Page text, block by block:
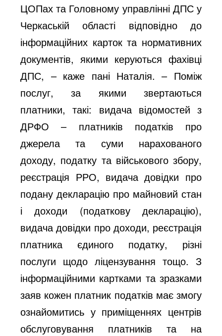
ЦОПах та Головному управлінні ДПС у
Черкаській області відповідно до
інформаційних карток та нормативних
документів, якими керуються фахівці
ДПС, – каже пані Наталія. – Поміж
послуг, за якими звертаються
платники, такі: видача відомостей з
ДРФО – платників податків про
джерела та суми нарахованого
доходу, податку та військового збору,
реєстрація РРО, видача довідки про
подану декларацію про майновий стан
і доходи (податкову декларацію),
видача довідки про доходи, реєстрація
платника єдиного податку, різні
послуги щодо ліцензування тощо. З
інформаційними картками та зразками
заяв кожен платник податків має змогу
ознайомитись у приміщеннях центрів
обслуговування платників та на